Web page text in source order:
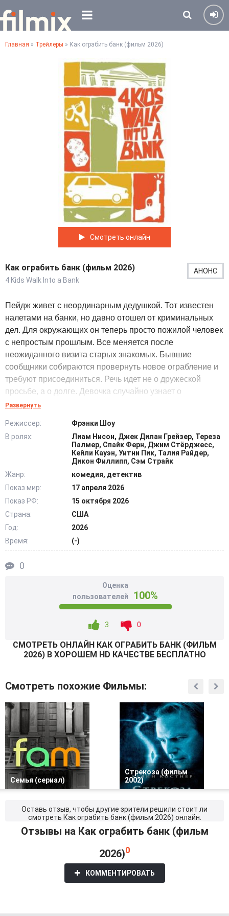
Главная » Трейлеры » Как ограбить банк (фильм 2026)
Смотреть онлайн
Как ограбить банк (фильм 2026)
4 Kids Walk Into a Bank
АНОНС
Пейдж живет с неординарным дедушкой. Тот известен
налетами на банки, но давно отошел от криминальных
дел. Для окружающих он теперь просто пожилой человек
с непростым прошлым. Все меняется после
неожиданного визита старых знакомых. Бывшие
сообщники собираются провернуть новое ограбление и
требуют присоединиться. Речь идет не о дружеской
просьбе, а о долге. Девочка случайно узнает о
готовящемся налете и понимает, что дедуля снова
друзьями она начинает продумывать собственный план.
Для подростков все выглядит как возможность устроить
настоящее приключение – с наблюдением, тайными
встречами и разговорами как в кино. Но ребята
ощущают, что оказались рядом с людьми, для которых
насилие и угрозы давно стали обычным способом
добиваться своего. Героиня пытается опередить
преступников и не дать родственнику совершить
ошибки. Дети следят за взрослыми, скрывают
происходящее от окружающих и стремительно осознают
серьезность ситуации. @Filmix.fan
Развернуть
Режиссер:
Фрэнки Шоу
В ролях:
Лиам Нисон, Джек Дилан Грейзер, Тереза
Палмер, Спайк Ферн, Джим Стёрджесс,
Кейли Кауэн, Уитни Пик, Талия Райдер,
Дикон Филлипп, Сэм Страйк
Жанр:
комедия, детектив
Показ мир:
17 апреля 2026
Показ РФ:
15 октября 2026
Страна:
США
Год:
2026
Время:
(-)
0
Оценка
пользователей
100%
3 0
СМОТРEТЬ ОНЛАЙН КАК ОГРАБИТЬ БАНК (ФИЛЬМ
2026) В ХОРОШЕМ HD КАЧЕСТВЕ БЕСПЛАТНО
Смотреть похожие Фильмы:
Семья (сериал)
Стрекоза (фильм
2002)
Оставь отзыв, чтобы другие зрители решили стоит ли
смотреть Как ограбить банк (фильм 2026) онлайн.
Отзывы на Как ограбить банк (фильм
2026)0
КОММЕНТИРОВАТЬ